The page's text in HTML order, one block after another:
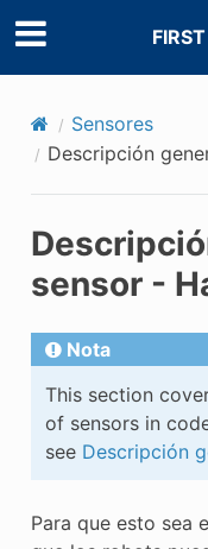
Sensores
Descripción
sensor -
Nota
This section
of sensors in
see Descripción
Para que esto sea